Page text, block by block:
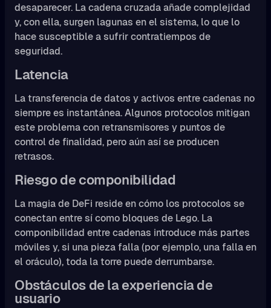
desaparecer. La cadena cruzada añade complejidad
y, con ella, surgen lagunas en el sistema, lo que lo
hace susceptible a sufrir contratiempos de
seguridad.
Latencia
La transferencia de datos y activos entre cadenas no
siempre es instantánea. Algunos protocolos mitigan
este problema con retransmisores y puntos de
control de finalidad, pero aún así se producen
retrasos.
Riesgo de componibilidad
La magia de DeFi reside en cómo los protocolos se
conectan entre sí como bloques de Lego. La
componibilidad entre cadenas introduce más partes
móviles y, si una pieza falla (por ejemplo, una falla en
el oráculo), toda la torre puede derrumbarse.
Obstáculos de la experiencia de
usuario